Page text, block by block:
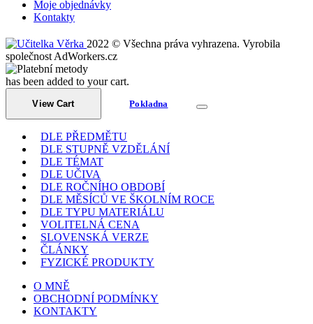
Moje objednávky
Kontakty
2022 © Všechna práva vyhrazena. Vyrobila
společnost AdWorkers.cz
has been added to your cart.
View Cart Pokladna
DLE PŘEDMĚTU
DLE STUPNĚ VZDĚLÁNÍ
DLE TÉMAT
DLE UČIVA
DLE ROČNÍHO OBDOBÍ
DLE MĚSÍCŮ VE ŠKOLNÍM ROCE
DLE TYPU MATERIÁLU
VOLITELNÁ CENA
SLOVENSKÁ VERZE
ČLÁNKY
FYZICKÉ PRODUKTY
O MNĚ
OBCHODNÍ PODMÍNKY
KONTAKTY